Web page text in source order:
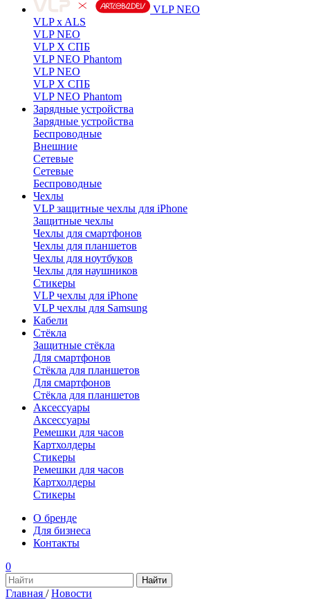
VLP NEO
VLP x ALS
VLP NEO
VLP X СПБ
VLP NEO Phantom
VLP NEO
VLP X СПБ
VLP NEO Phantom
Зарядные устройства
Зарядные устройства
Беспроводные
Внешние
Сетевые
Сетевые
Беспроводные
Чехлы
VLP защитные чехлы для iPhone
Защитные чехлы
Чехлы для смартфонов
Чехлы для планшетов
Чехлы для ноутбуков
Чехлы для наушников
Стикеры
VLP чехлы для iPhone
VLP чехлы для Samsung
Кабели
Стёкла
Защитные стёкла
Для смартфонов
Стёкла для планшетов
Для смартфонов
Стёкла для планшетов
Аксессуары
Аксессуары
Ремешки для часов
Картхолдеры
Стикеры
Ремешки для часов
Картхолдеры
Стикеры
О бренде
Для бизнеса
Контакты
0
Главная / Новости